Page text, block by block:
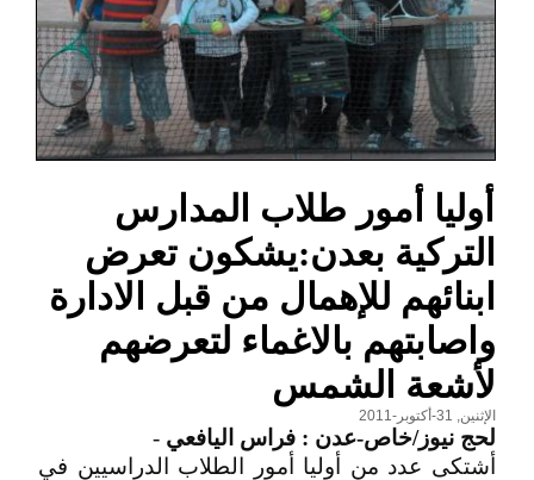
أوليا أمور طلاب المدارس
التركية بعدن:يشكون تعرض
ابنائهم للإهمال من قبل الادارة
واصابتهم بالاغماء لتعرضهم
لأشعة الشمس
الإثنين, 31-أكتوبر-2011
لحج نيوز/خاص-عدن : فراس اليافعي -
أشتكى عدد من أوليا أمور الطلاب الدراسيين في